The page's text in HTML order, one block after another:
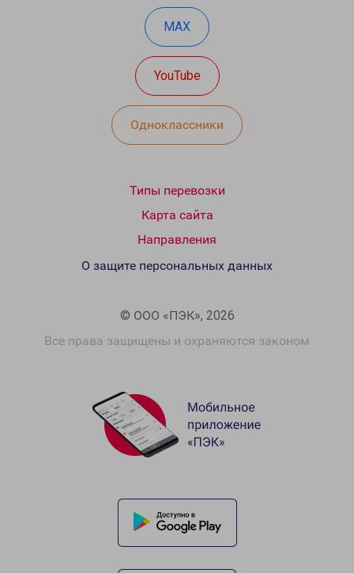
MAX
YouTube
Одноклассники
Типы перевозки
Карта сайта
Направления
© ООО «ПЭК», 2026
Все права защищены и охраняются законом
О защите персональных данных